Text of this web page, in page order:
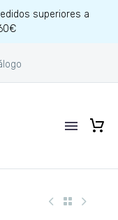
superiores a